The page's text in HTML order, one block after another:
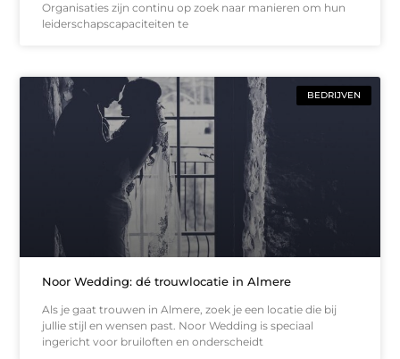
Organisaties zijn continu op zoek naar manieren om hun
leiderschapscapaciteiten te
BEDRIJVEN
Noor Wedding: dé trouwlocatie in Almere
Als je gaat trouwen in Almere, zoek je een locatie die bij
jullie stijl en wensen past. Noor Wedding is speciaal
ingericht voor bruiloften en onderscheidt